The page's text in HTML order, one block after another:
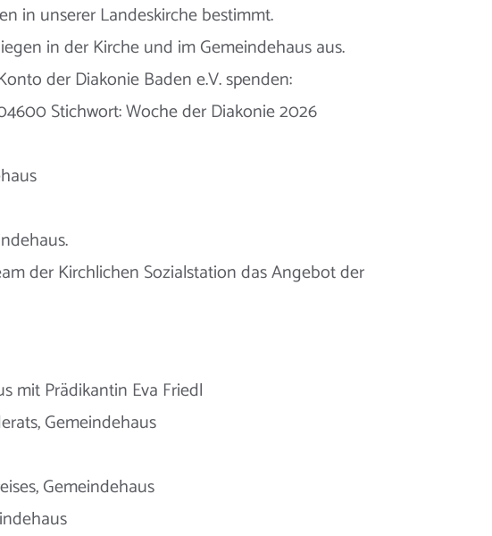
in unserer Landeskirche bestimmt.
in der Kirche und im Gemeindehaus aus.
der Diakonie Baden e.V. spenden:
Stichwort: Woche der Diakonie 2026
der Kirchlichen Sozialstation das Angebot der
mit Prädikantin Eva Friedl
Gemeindehaus
Gemeindehaus